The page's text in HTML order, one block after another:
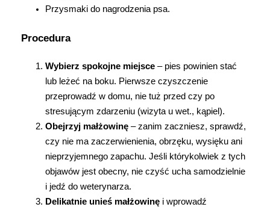
Przysmaki do nagrodzenia psa.
Procedura
Wybierz spokojne miejsce – pies powinien stać
lub leżeć na boku. Pierwsze czyszczenie
przeprowadź w domu, nie tuż przed czy po
stresującym zdarzeniu (wizyta u wet., kąpiel).
Obejrzyj małżowinę – zanim zaczniesz, sprawdź,
czy nie ma zaczerwienienia, obrzęku, wysięku ani
nieprzyjemnego zapachu. Jeśli którykolwiek z tych
objawów jest obecny, nie czyść ucha samodzielnie
i jedź do weterynarza.
Delikatnie unieś małżowinę i wprowadź